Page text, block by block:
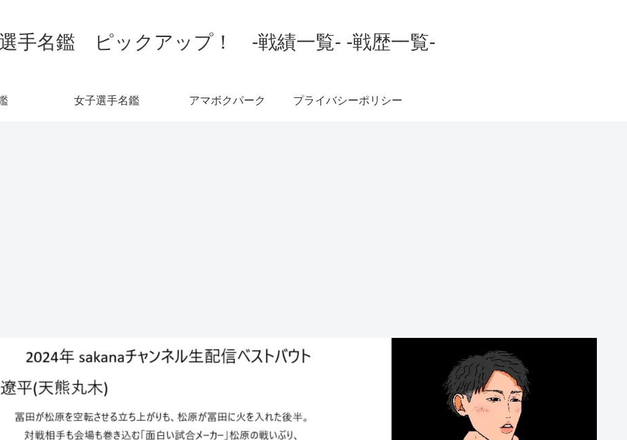
手名鑑 ピックアップ！ -戦績一覧- -戦歴一覧-
女子選手名鑑 アマボクパーク プライバシーポリシー